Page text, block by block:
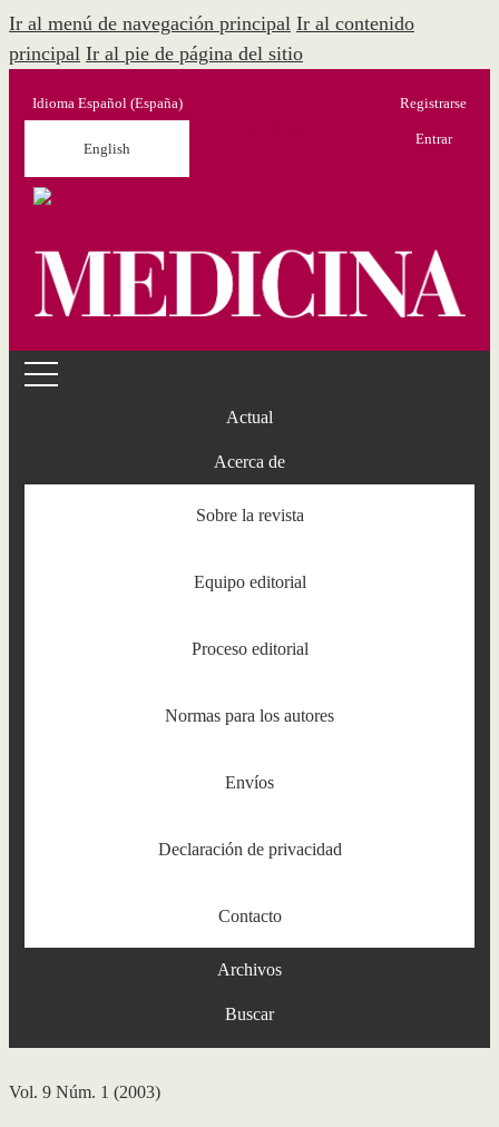
Ir al menú de navegación principal Ir al contenido
principal Ir al pie de página del sitio
Idioma Español (España)
English
Registrarse
Entrar
Actual
Acerca de
Sobre la revista
Equipo editorial
Proceso editorial
Normas para los autores
Envíos
Declaración de privacidad
Contacto
Archivos
Buscar
Vol. 9 Núm. 1 (2003)